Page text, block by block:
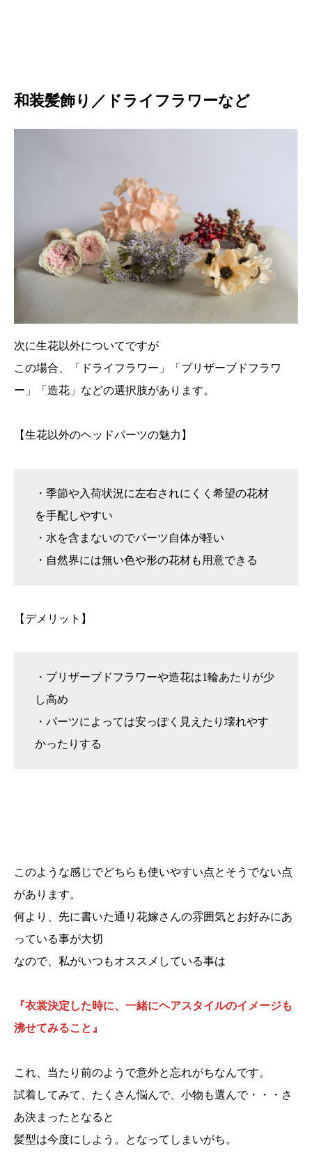
和装髪飾り／ドライフラワーなど
次に生花以外についてですが
この場合、「ドライフラワー」「プリザーブドフラワ
ー」「造花」などの選択肢があります。
【生花以外のヘッドパーツの魅力】
・季節や入荷状況に左右されにくく希望の花材
を手配しやすい
・水を含まないのでパーツ自体が軽い
・自然界には無い色や形の花材も用意できる
【デメリット】
・プリザーブドフラワーや造花は1輪あたりが少
し高め
・パーツによっては安っぽく見えたり壊れやす
かったりする
このような感じでどちらも使いやすい点とそうでない点
があります。
何より、先に書いた通り花嫁さんの雰囲気とお好みにあ
っている事が大切
なので、私がいつもオススメしている事は
『衣裳決定した時に、一緒にヘアスタイルのイメージも
沸せてみること』
これ、当たり前のようで意外と忘れがちなんです。
試着してみて、たくさん悩んで、小物も選んで・・・さ
あ決まったとなると
髪型は今度にしよう。となってしまいがち。